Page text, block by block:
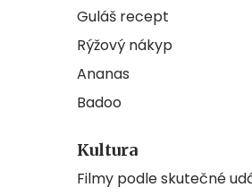
Guláš recept
Rýžový nákyp
Ananas
Badoo
Kultura
Filmy podle skutečné